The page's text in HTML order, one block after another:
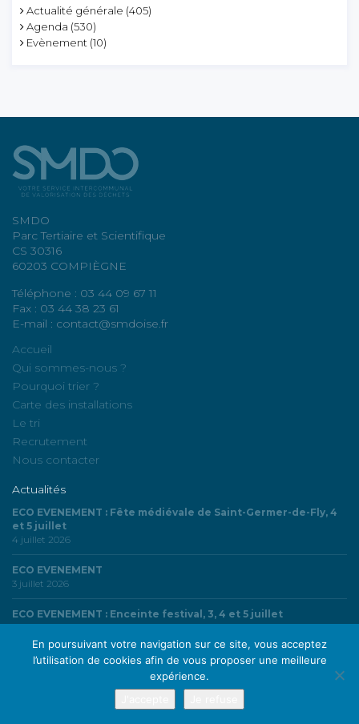
Actualité générale (405)
Agenda (530)
Evènement (10)
SMDO
Parc Tertiaire et Scientifique
CS 30316
60203 COMPIÈGNE
Téléphone : 03 44 09 67 11
Fax : 03 44 38 23 61
E-mail : contact@smdoise.fr
Accueil
Qui sommes-nous ?
Pourquoi trier ?
Carte des installations
Le tri
Recrutement
Nous contacter
Actualités
ECO EVENEMENT : Fête médiévale de Saint-Germer-de-Fly, 4
et 5 juillet
4 juillet 2026
ECO EVENEMENT
3 juillet 2026
ECO EVENEMENT : Enceinte festival, 3, 4 et 5 juillet
3 juillet 2026
© SMDO | Syndicat Mixte du Département de l’Oise - Tous droits réservés |
Plan du site
En poursuivant votre navigation sur ce site, vous acceptez
l’utilisation de cookies afin de vous proposer une meilleure
expérience.